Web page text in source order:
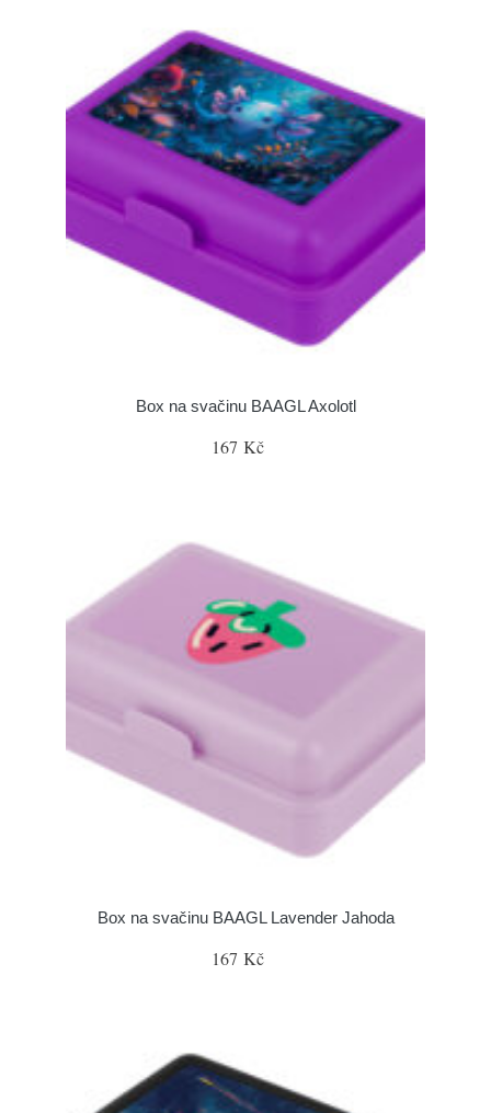
Box na svačinu BAAGL Axolotl
167 Kč
Box na svačinu BAAGL Lavender Jahoda
167 Kč